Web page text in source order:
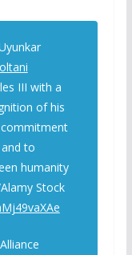
III with a
of his
to
humanity
Stock